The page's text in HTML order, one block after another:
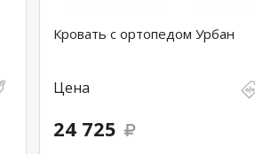
Кровать с ортопедом Урбан
Цена
24 725